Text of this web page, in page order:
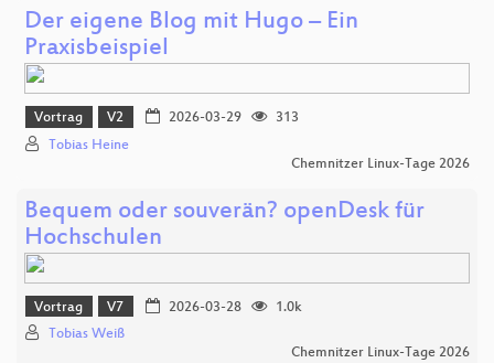
Der eigene Blog mit Hugo – Ein
Praxisbeispiel
Vortrag V2 2026-03-29
313
Tobias Heine
Chemnitzer Linux-Tage 2026
Bequem oder souverän? openDesk für
Hochschulen
Vortrag V7 2026-03-28
1.0k
Tobias Weiß
Chemnitzer Linux-Tage 2026